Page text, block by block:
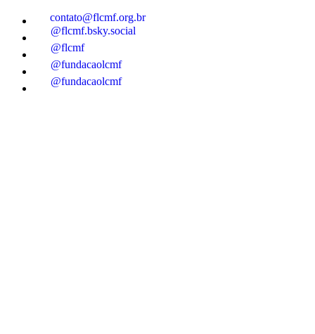
contato@flcmf.org.br
@flcmf.bsky.social
@flcmf
@fundacaolcmf
@fundacaolcmf